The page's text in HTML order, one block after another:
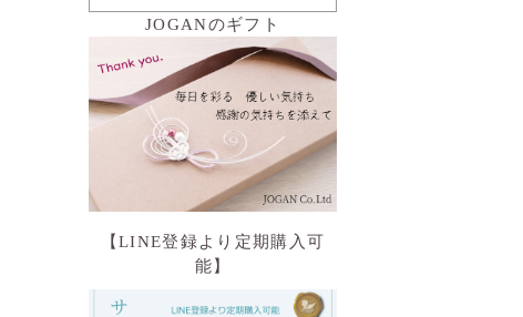
JOGANのギフト
【LINE登録より定期購入可
能】